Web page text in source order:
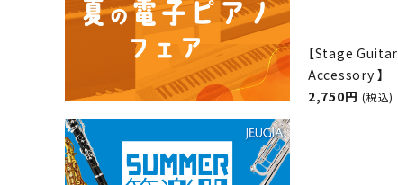
【Stage Guitar
Accessory 】
2,750円 (税込)